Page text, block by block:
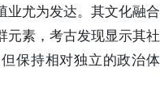
业尤为发达。其文化融合
元素，考古发现显示其社
保持相对独立的政治体